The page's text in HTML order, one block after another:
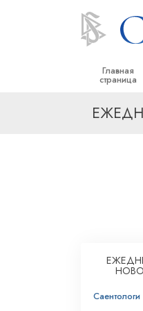
Главная
страница